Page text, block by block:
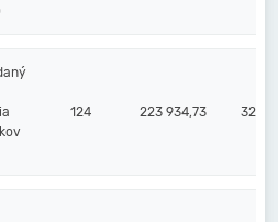
124 223 934,73 324